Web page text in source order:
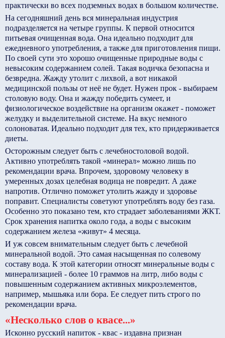
практически во всех подземных водах в большом количестве.
На сегодняшний день вся минеральная индустрия
подразделяется на четыре группы. К первой относится
питьевая очищенная вода. Она идеально подходит для
ежедневного употребления, а также для приготовления пищи.
По своей сути это хорошо очищенные природные воды с
невысоким содержанием солей. Такая водичка безопасна и
безвредна. Жажду утолит с лихвой, а вот никакой
медицинской пользы от неё не будет. Нужен прок - выбираем
столовую воду. Она и жажду победить сумеет, и
физиологическое воздействие на организм окажет - поможет
желудку и выделительной системе. На вкус немного
солоноватая. Идеально подходит для тех, кто придерживается
диеты.
Осторожным следует быть с лечебно­столовой водой.
Активно употреблять такой «минерал» можно лишь по
рекомендации врача. Впрочем, здоровому человеку в
умеренных дозах целебная водица не повредит. А даже
напротив. Отлично поможет утолить жажду и здоровье
поправит. Специалисты советуют употреблять воду без газа.
Особенно это показано тем, кто страдает заболеваниями ЖКТ.
Срок хранения напитка около года, а воды с высоким
содержанием железа «живут» 4 месяца.
И уж совсем внимательным следует быть с лечебной
минеральной водой. Это самая насыщенная по солевому
составу вода. К этой категории относят минеральные воды с
минерализацией - более 10 граммов на литр, либо воды с
повышенным содержанием активных микроэлементов,
например, мышьяка или бора. Ее следует пить строго по
рекомендации врача.
«Несколько слов о квасе...»
Исконно русский напиток - квас - издавна признан